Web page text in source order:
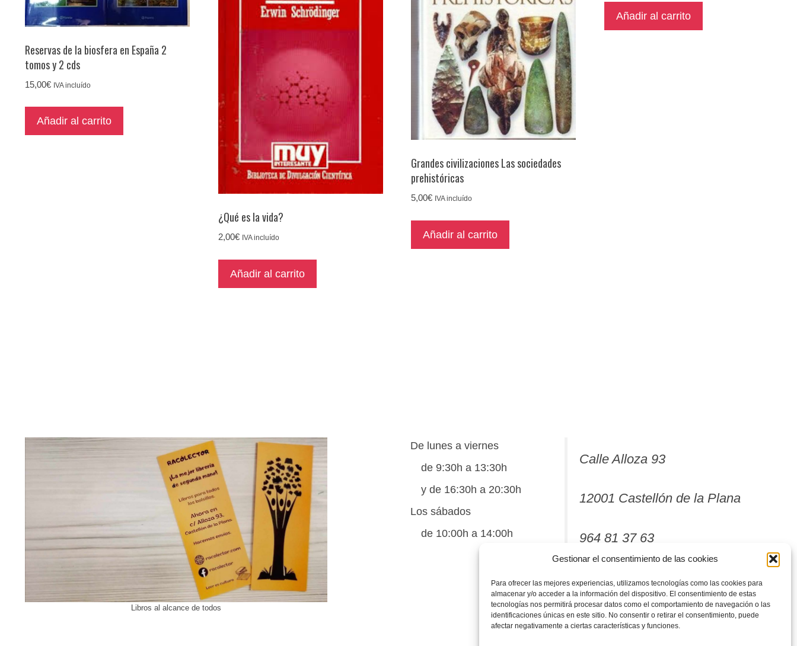
Gestionar el consentimiento de las cookies
Para ofrecer las mejores experiencias, utilizamos tecnologías como las cookies para
almacenar y/o acceder a la información del dispositivo. El consentimiento de estas
tecnologías nos permitirá procesar datos como el comportamiento de navegación o las
identificaciones únicas en este sitio. No consentir o retirar el consentimiento, puede
afectar negativamente a ciertas características y funciones.
Reservas de la biosfera en España 2
tomos y 2 cds
15,00€ IVA incluído
Añadir al carrito
¿Qué es la vida?
2,00€ IVA incluído
Añadir al carrito
Grandes civilizaciones Las sociedades
prehistóricas
5,00€ IVA incluído
Añadir al carrito
Añadir al carrito
Libros al alcance de todos
De lunes a viernes
de 9:30h a 13:30h
y de 16:30h a 20:30h
Los sábados
de 10:00h a 14:00h
Calle Alloza 93
12001 Castellón de la Plana
964 81 37 63